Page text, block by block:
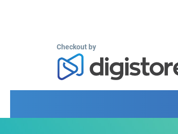
Checkout by